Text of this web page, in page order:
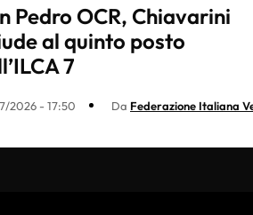
Pedro OCR, Chiavarini
al quinto posto
7
2026 - 17:50 Da Federazione Italiana